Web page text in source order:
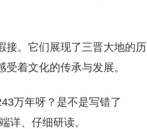
接。它们展现了三晋大地的历
着文化的传承与发展。
万年呀？是不是写错了
详、仔细研读。